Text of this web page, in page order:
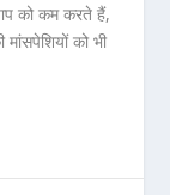
को कम करते हैं,
को भी